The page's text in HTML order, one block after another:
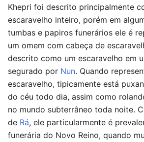
Khepri foi descrito principalmente
escaravelho inteiro, porém em
tumbas e papiros funerários ele é
um omem com cabeça de
descrito como um escaravelho em
segurado por Nun. Quando
escaravelho, tipicamente está
do céu todo dia, assim como
no mundo subterrâneo toda noite.
de Rá, ele particularmente é
funerária do Novo Reino, quando